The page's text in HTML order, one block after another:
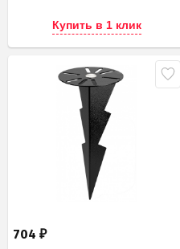
Купить в 1 клик
704 ₽